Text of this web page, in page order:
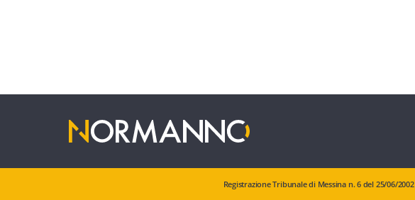
Registrazione Tribunale di Messina n. 6 del 25/06/2002